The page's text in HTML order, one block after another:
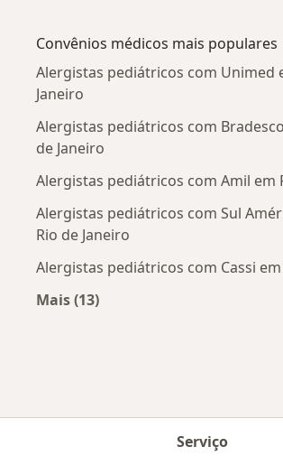
Convênios médicos mais populares
Alergistas pediátricos com Unimed
Janeiro
Alergistas pediátricos com
de Janeiro
Alergistas pediátricos com Amil em
Alergistas pediátricos com Sul
Rio de Janeiro
Alergistas pediátricos com Cassi em
Mais (13)
Serviço